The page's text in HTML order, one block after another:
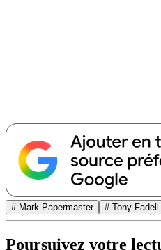
# Mark Papermaster # Tony Fadell
Poursuivez votre